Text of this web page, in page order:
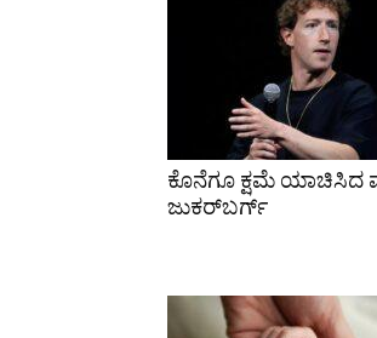
ಕೊನೆಗೂ ಕ್ಷಮೆ ಯಾಚಿಸಿದ
ಜುಕರ್‌ಬರ್ಗ್